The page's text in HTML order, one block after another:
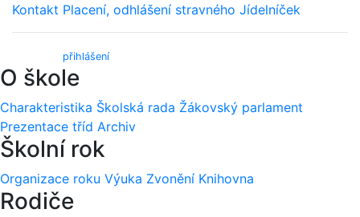
Kontakt Placení, odhlášení stravného Jídelníček
přihlášení)
O škole
Charakteristika Školská rada Žákovský parlament
Prezentace tříd Archiv
Školní rok
Organizace roku Výuka Zvonění Knihovna
Rodiče